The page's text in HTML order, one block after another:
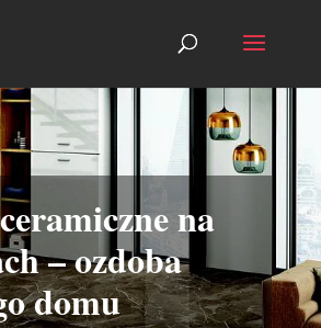
na
– ozdoba
domu